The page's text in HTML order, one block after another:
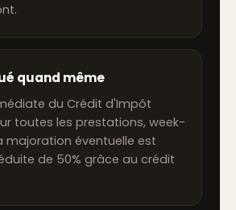
quand même
du Crédit d'Impôt
toutes les prestations, week-
majoration éventuelle est
de 50% grâce au crédit